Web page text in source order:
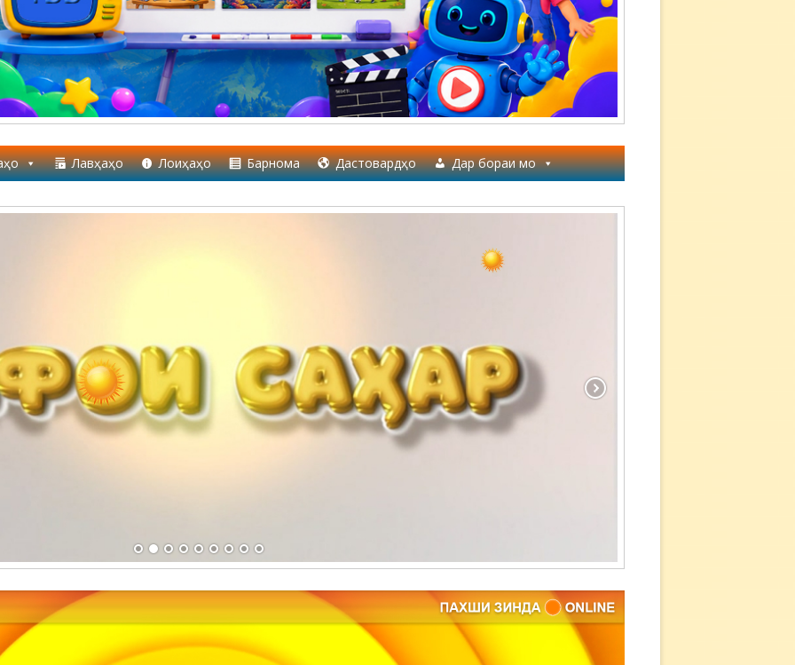
Лавҳаҳо Лоиҳаҳо Барнома Дастовардҳо Дар бораи мо